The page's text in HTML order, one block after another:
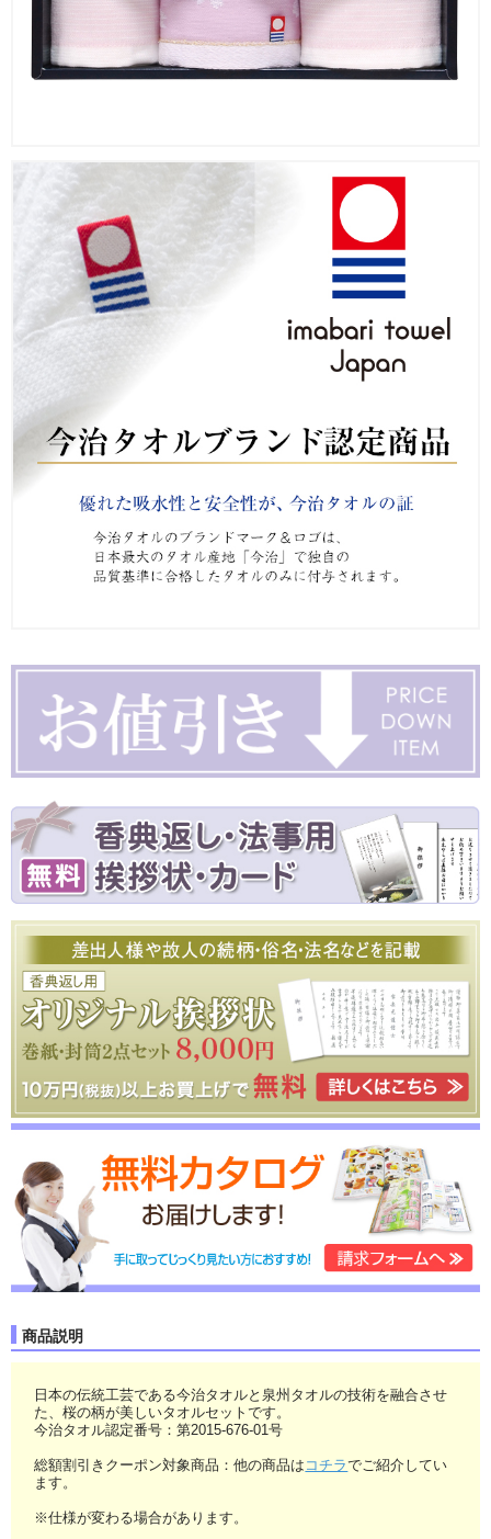
商品説明
日本の伝統工芸である今治タオルと泉州タオルの技術を融合させ
た、桜の柄が美しいタオルセットです。
今治タオル認定番号：第2015-676-01号
総額割引きクーポン対象商品：他の商品は コチラでご紹介してい
ます。
※仕様が変わる場合があります。